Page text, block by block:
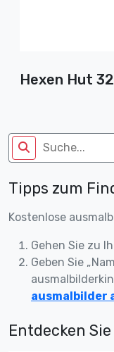
Hexen Hut 32
Tipps zum
Kostenlose
Gehen Sie zu
Geben Sie
ausmalbilder
Entdecken